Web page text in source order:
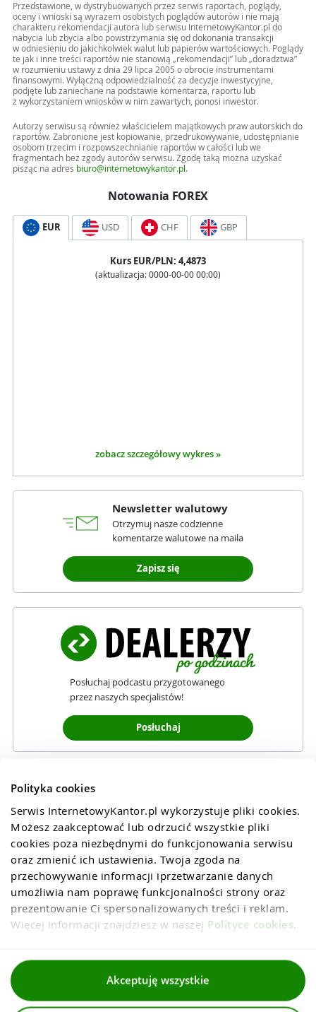
Polityka cookies
Serwis InternetowyKantor.pl wykorzystuje pliki cookies.
Możesz zaakceptować lub odrzucić wszystkie pliki
cookies poza niezbędnymi do funkcjonowania serwisu
oraz zmienić ich ustawienia. Twoja zgoda na
przechowywanie informacji iprzetwarzanie danych
umożliwia nam poprawę funkcjonalności strony oraz
prezentowanie Ci spersonalizowanych treści i reklam.
Więcej informacji znajdziesz w naszej Polityce cookies.
Akceptuję wszystkie
Przedstawione, w dystrybuowanych przez serwis raportach, poglądy,
oceny i wnioski są wyrazem osobistych poglądów autorów i nie mają
charakteru rekomendacji autora lub serwisu InternetowyKantor.pl do
nabycia lub zbycia albo powstrzymania się od dokonania transakcji
w odniesieniu do jakichkolwiek walut lub papierów wartościowych. Poglądy
te jak i inne treści raportów nie stanowią „rekomendacji” lub „doradztwa”
w rozumieniu ustawy z dnia 29 lipca 2005 o obrocie instrumentami
finansowymi. Wyłączną odpowiedzialność za decyzje inwestycyjne,
podjęte lub zaniechane na podstawie komentarza, raportu lub
z wykorzystaniem wniosków w nim zawartych, ponosi inwestor.
Autorzy serwisu są również właścicielem majątkowych praw autorskich do
raportów. Zabronione jest kopiowanie, przedrukowywanie, udostępnianie
osobom trzecim i rozpowszechnianie raportów w całości lub we
fragmentach bez zgody autorów serwisu. Zgodę taką można uzyskać
pisząc na adres biuro@internetowykantor.pl .
Notowania FOREX
EUR USD CHF GBP
Kurs EUR/PLN: 4,4873
(aktualizacja: 0000-00-00 00:00)
zobacz szczegółowy wykres »
Newsletter walutowy
Otrzymuj nasze codzienne
komentarze walutowe na maila
Zapisz się
Posłuchaj podcastu przygotowanego
przez naszych specjalistów!
Posłuchaj
Regulaminy